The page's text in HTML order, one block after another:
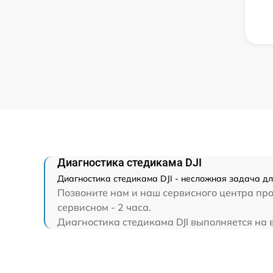
Диагностика стедикама DJI
Диагностика стедикама DJI - несложная задача
Позвоните нам и наш сервисного центра
сервисном - 2 часа.
Диагностика стедикама DJI выполняется на